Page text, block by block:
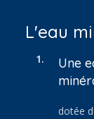
L'eau
1.
Une
dotée